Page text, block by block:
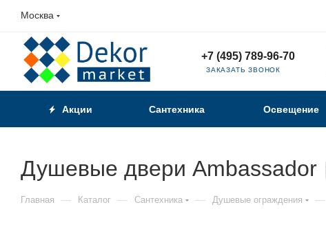
Москва
+7 (495) 789-96-70
ЗАКАЗАТЬ ЗВОНОК
Акции Сантехника Освещение
Душевые двери Ambassador
Главная — Каталог — Сантехника — Душевые ограждения —